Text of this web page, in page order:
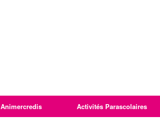
Animercredis Activités Parascolaires